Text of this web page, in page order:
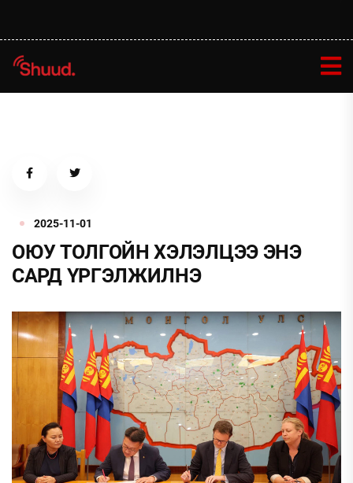
2025-11-01
ОЮУ ТОЛГОЙН ХЭЛЭЛЦЭЭ ЭНЭ
САРД ҮРГЭЛЖИЛНЭ